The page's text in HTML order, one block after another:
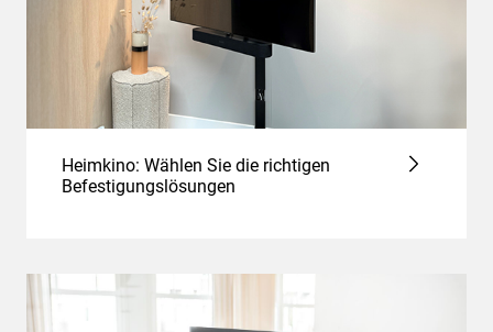
Heimkino: Wählen Sie die richtigen
Befestigungslösungen